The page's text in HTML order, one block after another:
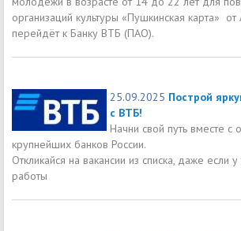
организаций культуры «Пушкинская карта»
перейдёт к Банку ВТБ (ПАО).
25.09.2025 Построй
с ВТБ!
Начни свой путь вместе с
крупнейших банков России.
Откликайся на вакансии из списка, даже если
работы